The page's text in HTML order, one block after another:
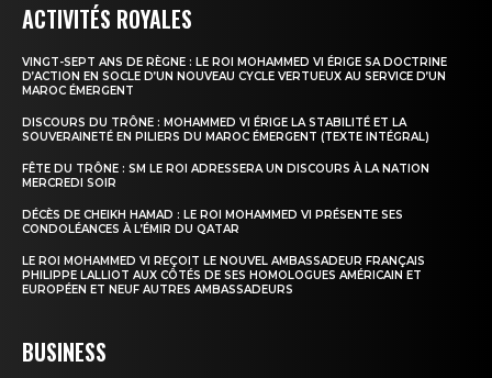
ACTIVITÉS ROYALES
VINGT-SEPT ANS DE RÈGNE : LE ROI MOHAMMED VI ÉRIGE SA DOCTRINE
D’ACTION EN SOCLE D’UN NOUVEAU CYCLE VERTUEUX AU SERVICE D’UN
MAROC ÉMERGENT
DISCOURS DU TRÔNE : MOHAMMED VI ÉRIGE LA STABILITÉ ET LA
SOUVERAINETÉ EN PILIERS DU MAROC ÉMERGENT (TEXTE INTÉGRAL)
FÊTE DU TRÔNE : SM LE ROI ADRESSERA UN DISCOURS À LA NATION
MERCREDI SOIR
DÉCÈS DE CHEIKH HAMAD : LE ROI MOHAMMED VI PRÉSENTE SES
CONDOLÉANCES À L’ÉMIR DU QATAR
LE ROI MOHAMMED VI REÇOIT LE NOUVEL AMBASSADEUR FRANÇAIS
PHILIPPE LALLIOT AUX CÔTÉS DE SES HOMOLOGUES AMÉRICAIN ET
EUROPÉEN ET NEUF AUTRES AMBASSADEURS
BUSINESS